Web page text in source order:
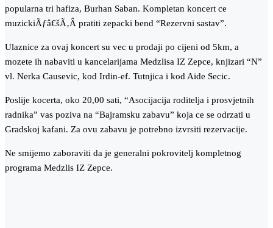
popularna tri hafiza, Burhan Saban. Kompletan koncert ce
muzickiÃƒâ€šÃ‚Â pratiti zepacki bend “Rezervni sastav”.
Ulaznice za ovaj koncert su vec u prodaji po cijeni od 5km, a
mozete ih nabaviti u kancelarijama Medzlisa IZ Zepce, knjizari “N”
vl. Nerka Causevic, kod Irdin-ef. Tutnjica i kod Aide Secic.
Poslije kocerta, oko 20,00 sati, “Asocijacija roditelja i prosvjetnih
radnika” vas poziva na “Bajramsku zabavu” koja ce se odrzati u
Gradskoj kafani. Za ovu zabavu je potrebno izvrsiti rezervacije.
Ne smijemo zaboraviti da je generalni pokrovitelj kompletnog
programa Medzlis IZ Zepce.